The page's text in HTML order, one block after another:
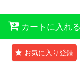
カートに入れる
お気に入り登録